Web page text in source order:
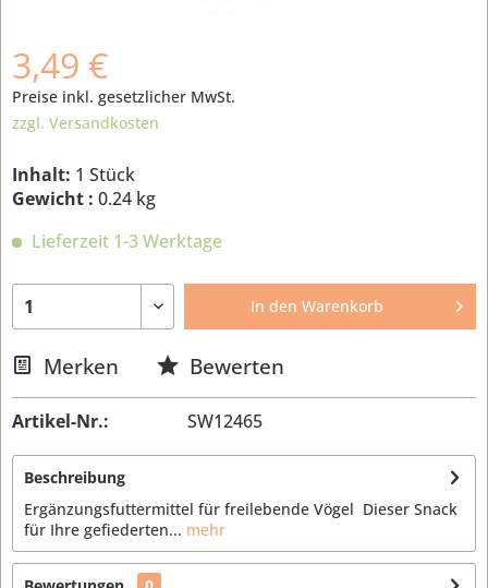
3,49 €
Preise inkl. gesetzlicher MwSt.
zzgl. Versandkosten
Inhalt: 1 Stück
Gewicht : 0.24 kg
Lieferzeit 1-3 Werktage
In den Warenkorb
Merken Bewerten
Artikel-Nr.: SW12465
Beschreibung
Ergänzungsfuttermittel für freilebende Vögel Dieser Snack
für Ihre gefiederten... mehr